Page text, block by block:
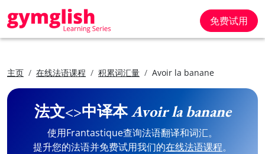
免费试用
主页 在线法语课程 积累词汇量 Avoir la banane
法文<>中译本Avoir la banane
使用Frantastique查询法语翻译和词汇。
提升您的法语并免费试用我们的在线法语课程。